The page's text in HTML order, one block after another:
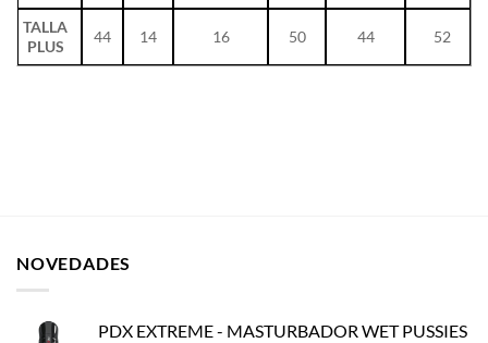
TALLA
PLUS
44 14 16 50 44 52
NOVEDADES
PDX EXTREME - MASTURBADOR WET PUSSIES